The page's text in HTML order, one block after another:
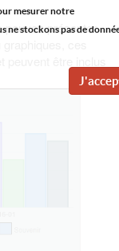
pouvez présenter
ces
être inclus
mesurer notre
ne stockons pas de